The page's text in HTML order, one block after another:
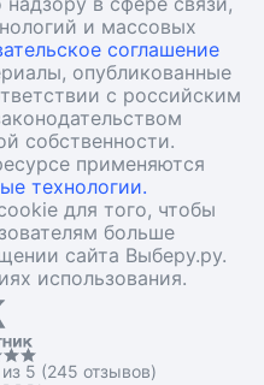
и массовых
соглашение
опубликованные
с российским
собственности.
применяются
технологии.
для того, чтобы
больше
сайта Выберу.ру.
использования.
5 (245 отзывов)